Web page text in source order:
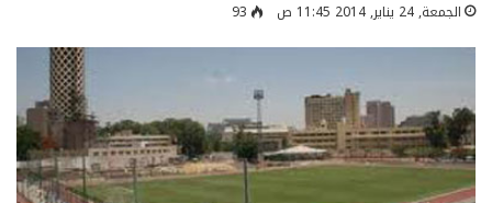
الجمعة, 24 يناير, 2014 11:45 ص 93